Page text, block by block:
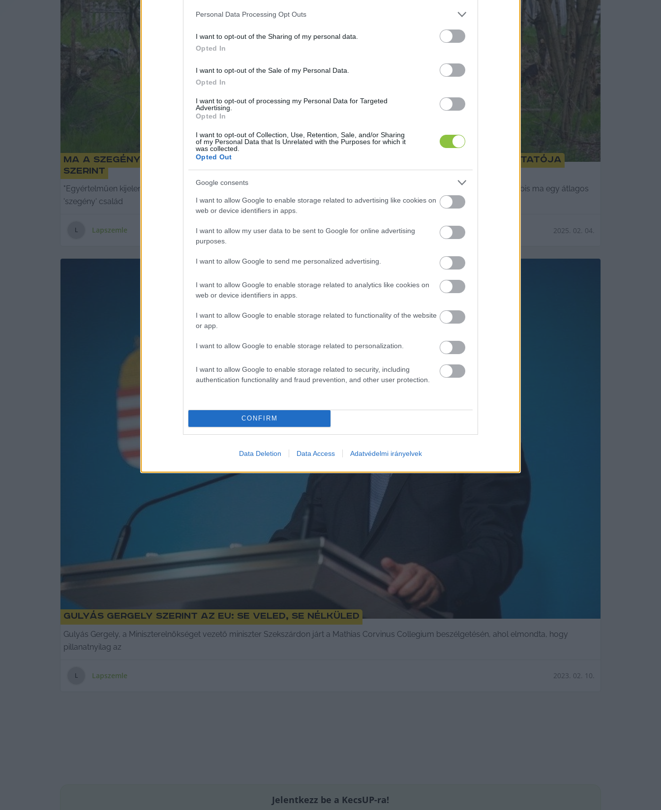
Personal Data Processing Opt Outs
I want to opt-out of the Sharing of my personal data.
Opted In
I want to opt-out of the Sale of my Personal Data.
Opted In
I want to opt-out of processing my Personal Data for Targeted
Advertising.
Opted In
I want to opt-out of Collection, Use, Retention, Sale, and/or Sharing
of my Personal Data that Is Unrelated with the Purposes for which it
was collected.
Opted Out
Google consents
I want to allow Google to enable storage related to advertising like cookies on
web or device identifiers in apps.
I want to allow my user data to be sent to Google for online advertising
purposes.
I want to allow Google to send me personalized advertising.
I want to allow Google to enable storage related to analytics like cookies on
web or device identifiers in apps.
I want to allow Google to enable storage related to functionality of the website
or app.
I want to allow Google to enable storage related to personalization.
I want to allow Google to enable storage related to security, including
authentication functionality and fraud prevention, and other user protection.
CONFIRM
Data Deletion Data Access Adatvédelmi irányelvek
Ma a szegények jobban élnek, mint 2010-ben a gazdagok – legalábbis az MCC oktatója
szerint
"Egyértelműen kijelenthető tehát, hogy nem a középosztály tűnt el Magyarországon, hanem a szegénység szűnt meg, legalábbis ma egy átlagos
'szegény' család
L Lapszemle 2025. 02. 04.
Gulyás Gergely szerint az EU: se veled, se nélküled
Gulyás Gergely, a Miniszterelnökséget vezető miniszter Szekszárdon járt a Mathias Corvinus Collegium beszélgetésén, ahol elmondta, hogy
pillanatnyilag az
L Lapszemle 2023. 02. 10.
Jelentkezz be a KecsUP-ra!